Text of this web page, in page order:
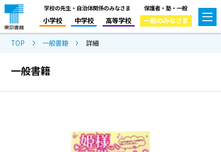
学校の先生・自治体関係のみなさま
小学校 中学校 高等学校
保護者・塾・一般
一般のみなさま
TOP 一般書籍 詳細
一般書籍